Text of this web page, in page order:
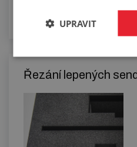
Řezání lepených
UPRAVIT